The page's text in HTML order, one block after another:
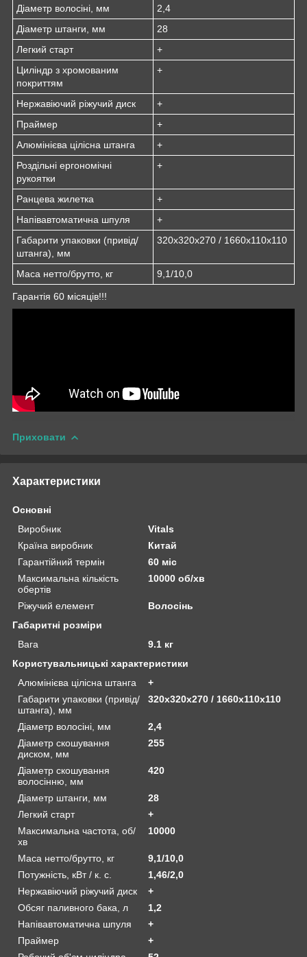
Діаметр волосіні, мм
2,4
Діаметр штанги, мм
28
Легкий старт
+
Циліндр з хромованим
покриттям
+
Нержавіючий ріжучий диск
+
Праймер
+
Алюмінієва цілісна штанга
+
Роздільні ергономічні
рукоятки
+
Ранцева жилетка
+
Напівавтоматична шпуля
+
Габарити упаковки (привід/
штанга), мм
320х320х270 / 1660х110х110
Маса нетто/брутто, кг 9,1/10,0
Гарантія 60 місяців!!!
Приховати
Характеристики
Основні
Виробник
Vitals
Країна виробник
Китай
Гарантійний термін
60 міс
Максимальна кількість
обертів
10000 об/хв
Ріжучий елемент
Волосінь
Габаритні розміри
Вага
9.1 кг
Користувальницькі характеристики
Алюмінієва цілісна штанга
+
Габарити упаковки (привід/
штанга), мм
320х320х270 / 1660х110х110
Діаметр волосіні, мм
2,4
Діаметр скошування
диском, мм
255
Діаметр скошування
волосінню, мм
420
Діаметр штанги, мм
28
Легкий старт
+
Максимальна частота, об/
хв
10000
Маса нетто/брутто, кг
9,1/10,0
Потужність, кВт / к. с.
1,46/2,0
Нержавіючий ріжучий диск
+
Обсяг паливного бака, л
1,2
Напівавтоматична шпуля
+
Праймер
+